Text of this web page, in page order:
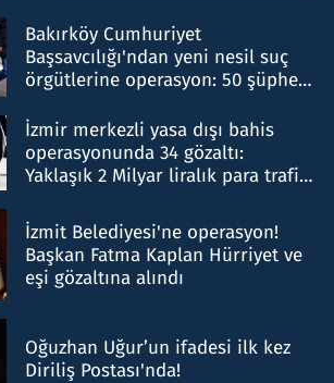
Bakırköy Cumhuriyet
Başsavcılığı'ndan yeni nesil suç
örgütlerine operasyon: 50 şüpheli
İzmir merkezli yasa dışı bahis
operasyonunda 34 gözaltı:
Yaklaşık 2 Milyar liralık para trafiği
İzmit Belediyesi'ne operasyon!
Başkan Fatma Kaplan Hürriyet ve
eşi gözaltına alındı
Oğuzhan Uğur’un ifadesi ilk kez
Diriliş Postası'nda!